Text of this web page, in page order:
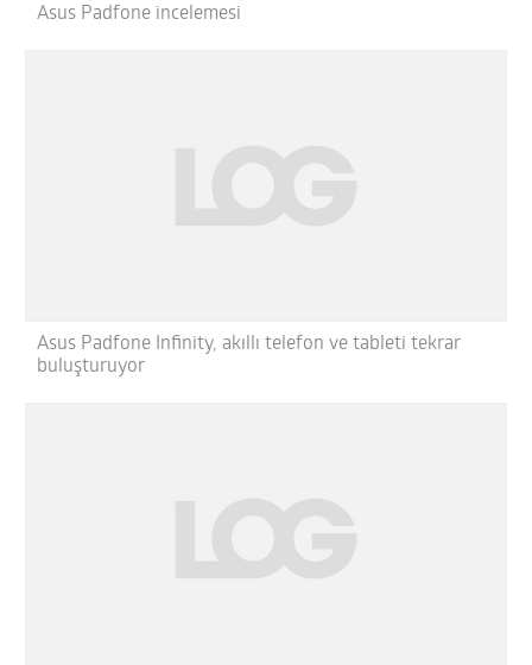
Asus Padfone incelemesi
Asus Padfone Infinity, akıllı telefon ve tableti tekrar
buluşturuyor